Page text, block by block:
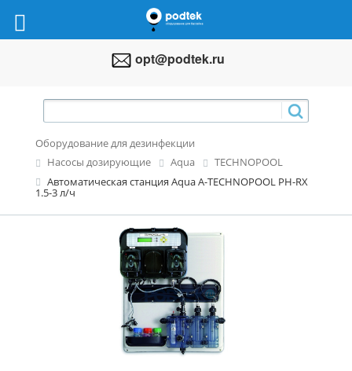
opt@podtek.ru
Оборудование для дезинфекции
Насосы дозирующие
Aqua
TECHNOPOOL
Автоматическая станция Aqua A-TECHNOPOOL PH-RX
1.5-3 л/ч